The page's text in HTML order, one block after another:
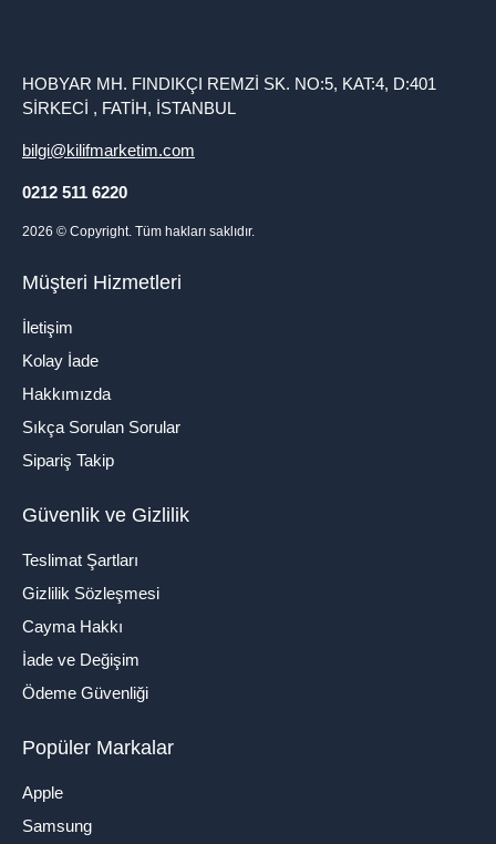
HOBYAR MH. FINDIKÇI REMZİ SK. NO:5, KAT:4, D:401
SİRKECİ , FATİH, İSTANBUL
bilgi@kilifmarketim.com
0212 511 6220
2026 © Copyright. Tüm hakları saklıdır.
Müşteri Hizmetleri
İletişim
Kolay İade
Hakkımızda
Sıkça Sorulan Sorular
Sipariş Takip
Güvenlik ve Gizlilik
Teslimat Şartları
Gizlilik Sözleşmesi
Cayma Hakkı
İade ve Değişim
Ödeme Güvenliği
Popüler Markalar
Apple
Samsung